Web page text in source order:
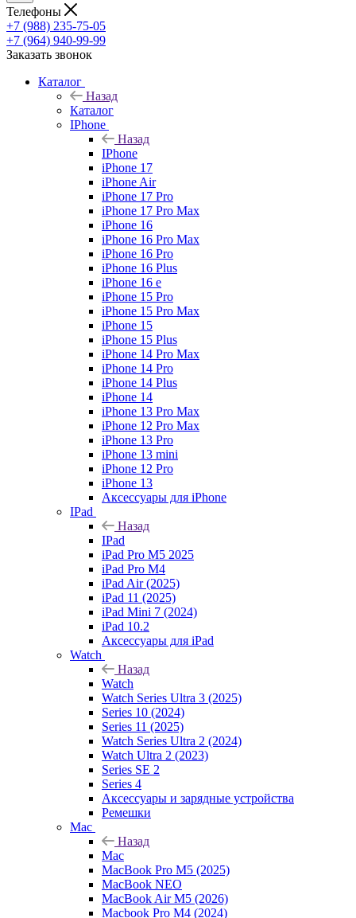
Телефоны
+7 (988) 235-75-05
+7 (964) 940-99-99
Заказать звонок
Каталог
Назад
Каталог
IPhone
Назад
IPhone
iPhone 17
iPhone Air
iPhone 17 Pro
iPhone 17 Pro Max
iPhone 16
iPhone 16 Pro Max
iPhone 16 Pro
iPhone 16 Plus
iPhone 16 e
iPhone 15 Pro
iPhone 15 Pro Max
iPhone 15
iPhone 15 Plus
iPhone 14 Pro Max
iPhone 14 Pro
iPhone 14 Plus
iPhone 14
iPhone 13 Pro Max
iPhone 12 Pro Max
iPhone 13 Pro
iPhone 13 mini
iPhone 12 Pro
iPhone 13
Аксессуары для iPhone
IPad
Назад
IPad
iPad Pro M5 2025
iPad Pro M4
iPad Air (2025)
iPad 11 (2025)
iPad Mini 7 (2024)
iPad 10.2
Аксессуары для iPad
Watch
Назад
Watch
Watch Series Ultra 3 (2025)
Series 10 (2024)
Series 11 (2025)
Watch Series Ultra 2 (2024)
Watch Ultra 2 (2023)
Series SE 2
Series 4
Аксессуары и зарядные устройства
Ремешки
Mac
Назад
Mac
MacBook Pro M5 (2025)
MacBook NEO
MacBook Air M5 (2026)
Macbook Pro M4 (2024)